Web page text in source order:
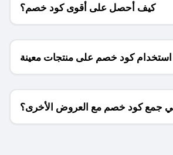
كيف أحصل على أقوى كود خصم؟
كود خصم على منتجات معينة
فقط؟
جمع كود خصم مع العروض الأخرى؟